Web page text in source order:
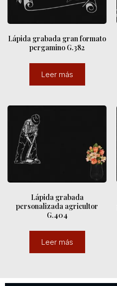
Lápida grabada gran formato
pergamino G.382
Leer más
Lápida grabada
personalizada agricultor
G.404
Leer más